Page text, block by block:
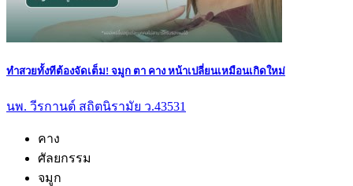
ทำสวยทั้งทีต้องจัดเต็ม! จมูก ตา คาง หน้าเปลี่ยนเหมือนเกิดใหม่
นพ. วีรกานต์ สถิตนิรามัย ว.43531
คาง
ศัลยกรรม
จมูก